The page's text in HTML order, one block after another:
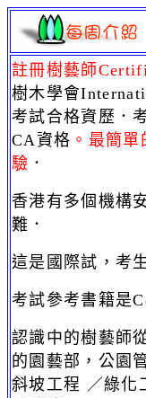
註冊樹藝師
樹木學會
考試合格資歷．
CA資格 。最簡
驗 ．
香港有多個機構
難．
這是國際試，考
考試參考書籍是
認識中的樹藝師
的園藝部，公園
斜坡工程 ／綠化